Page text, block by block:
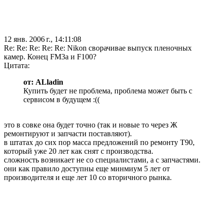
12 янв. 2006 г., 14:11:08
Re: Re: Re: Re: Re: Nikon сворачивае выпуск пленочных
камер. Конец FM3a и F100?
Цитата:
от: ALladin
Купить будет не проблема, проблема может быть с
сервисом в будущем :((
это в совке она будет точно (так и новые то через Ж
ремонтируют и запчасти поставляют).
в штатах до сих пор масса предложений по ремонту Т90,
который уже 20 лет как снят с производства.
сложность возникает не со специалистами, а с запчастями.
они как правило доступны еще минмиум 5 лет от
производителя и еще лет 10 со вторичного рынка.